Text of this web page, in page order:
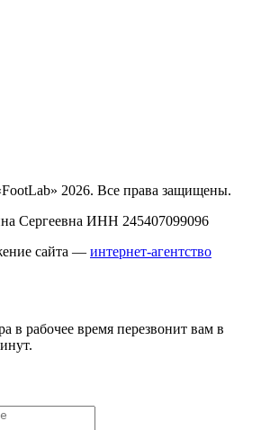
2026. Все права защищены.
Сергеевна ИНН 245407099096
сайта — интернет-агентство
в рабочее время перезвонит вам в